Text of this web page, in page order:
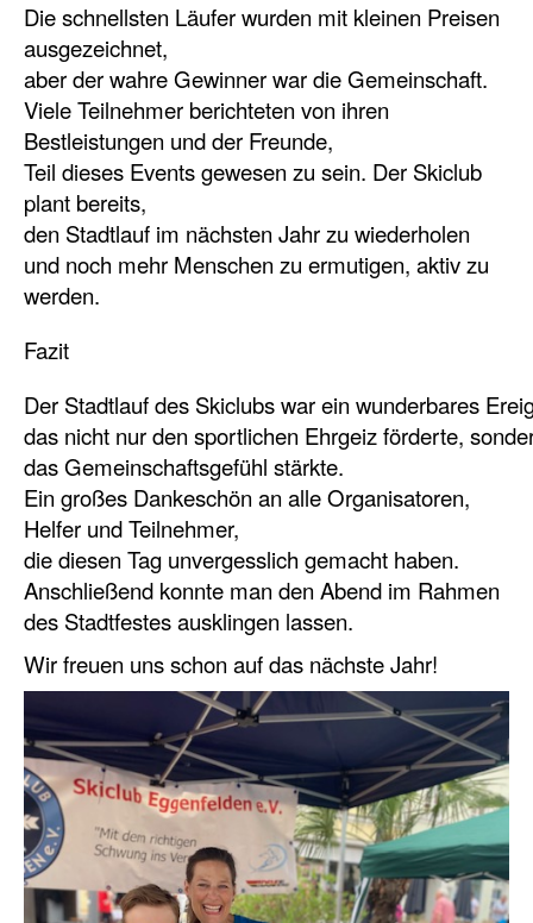
Die schnellsten Läufer wurden mit kleinen Preisen
ausgezeichnet,
aber der wahre Gewinner war die Gemeinschaft.
Viele Teilnehmer berichteten von ihren
Bestleistungen und der Freunde,
Teil dieses Events gewesen zu sein. Der Skiclub
plant bereits,
den Stadtlauf im nächsten Jahr zu wiederholen
und noch mehr Menschen zu ermutigen, aktiv zu
werden.
Fazit
Der Stadtlauf des Skiclubs war ein wunderbares
das nicht nur den sportlichen Ehrgeiz förderte,
das Gemeinschaftsgefühl stärkte.
Ein großes Dankeschön an alle Organisatoren,
Helfer und Teilnehmer,
die diesen Tag unvergesslich gemacht haben.
Anschließend konnte man den Abend im Rahmen
des Stadtfestes ausklingen lassen.
Wir freuen uns schon auf das nächste Jahr!